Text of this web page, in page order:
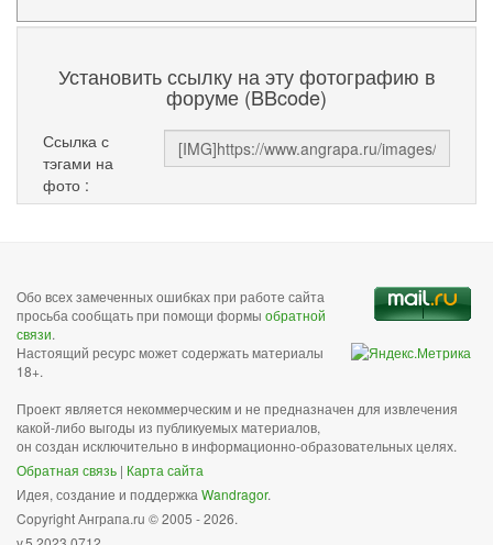
Установить ссылку на эту фотографию в
форуме (BBcode)
Ссылка с
тэгами на
фото :
Обо всех замеченных ошибках при работе сайта
просьба сообщать при помощи формы обратной
связи.
Настоящий ресурс может содержать материалы
18+.
Проект является некоммерческим и не предназначен для извлечения
какой-либо выгоды из публикуемых материалов,
он создан исключительно в информационно-образовательных целях.
Обратная связь | Карта сайта
Идея, создание и поддержка Wandragor.
Copyright Анграпа.ru © 2005 - 2026.